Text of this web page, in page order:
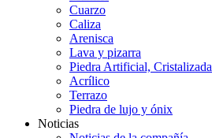
Cuarzo
Caliza
Arenisca
Lava y pizarra
Piedra Artificial, Cristalizada
Acrílico
Terrazo
Piedra de lujo y ónix
Noticias